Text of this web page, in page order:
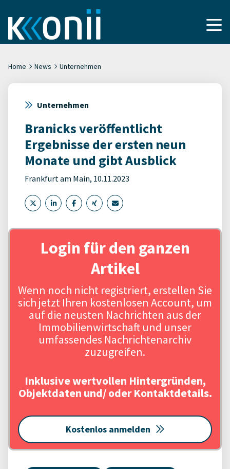
Home News Unternehmen
Unternehmen
Branicks veröffentlicht
Ergebnisse der ersten neun
Monate und gibt Ausblick
Frankfurt am Main, 10.11.2023
Login für den ganzen
Artikel
Wenn noch nicht registriert, erstellen Sie
sich jetzt Ihren kostenlosen Account, um
auf die neusten Nachrichten aus der
Immobilienwirtschaft und unser
umfassendes Nachrichtenarchiv
zuzugreifen.
Inklusive wertvollen Hintergründen,
Objektdaten und/ oder Kontaktdetails.
Kostenlos anmelden